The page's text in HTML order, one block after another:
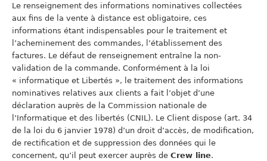
Le renseignement des informations nominatives collectées
aux fins de la vente à distance est obligatoire, ces
informations étant indispensables pour le traitement et
l’acheminement des commandes, l’établissement des
factures. Le défaut de renseignement entraîne la non-
validation de la commande. Conformément à la loi
« informatique et Libertés », le traitement des informations
nominatives relatives aux clients a fait l’objet d’une
déclaration auprès de la Commission nationale de
l’Informatique et des libertés (CNIL). Le Client dispose (art. 34
de la loi du 6 janvier 1978) d’un droit d’accès, de modification,
de rectification et de suppression des données qui le
concernent, qu’il peut exercer auprès de Crew line.